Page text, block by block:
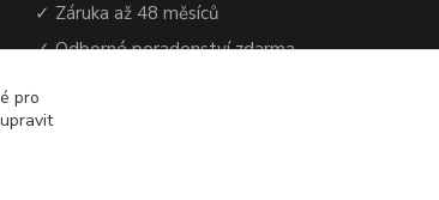
✓ Záruka až 48 měsíců
✓ Odborné poradenství zdarma
✓ YouTube kanál s návody a testy baterií
pro